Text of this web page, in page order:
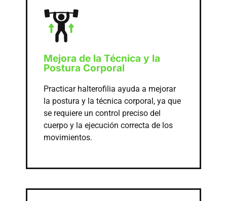
Mejora de la Técnica y la
Postura Corporal
Practicar halterofilia ayuda a mejorar
la postura y la técnica corporal, ya que
se requiere un control preciso del
cuerpo y la ejecución correcta de los
movimientos.